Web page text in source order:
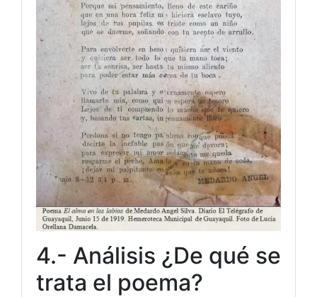
4.- Análisis ¿De qué se
trata el poema?